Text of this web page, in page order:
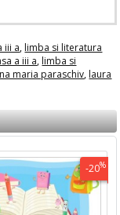
iii a, limba si literatura
a iii a, limba si
maria paraschiv, laura
-20%